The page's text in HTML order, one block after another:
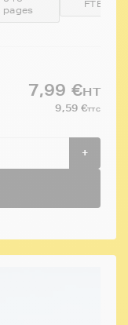
pages
7,99 €HT
9,59 €TTC
+